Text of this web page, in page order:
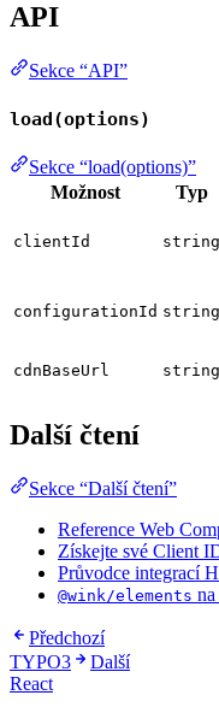
API
Sekce “API”
load(options)
Sekce “load(options)”
Možnost
Typ
clientId string
configurationId string
cdnBaseUrl string
Další čtení
Sekce “Další čtení”
Reference Web
Získejte své Client
Průvodce integrací
@wink/elements
Předchozí
TYPO3
Další
React